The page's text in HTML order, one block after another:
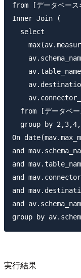
from [データベー
Inner Join (
  select
from [データベ
group by
On
and
and
and
and
and
group by
実行結果